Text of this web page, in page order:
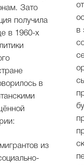
Зато
получила
в 1960-х
в
из
в